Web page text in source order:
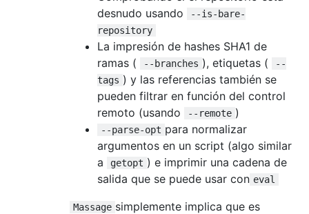
desnudo usando
--is-bare-
repository
La impresión de hashes SHA1 de
ramas (
--branches ), etiquetas (
--
tags ) y las referencias también se
pueden filtrar en función del control
remoto (usando
--remote )
--parse-opt para normalizar
argumentos en un script (algo similar
a
getopt ) e imprimir una cadena de
salida que se puede usar con eval
Massage simplemente implica que es